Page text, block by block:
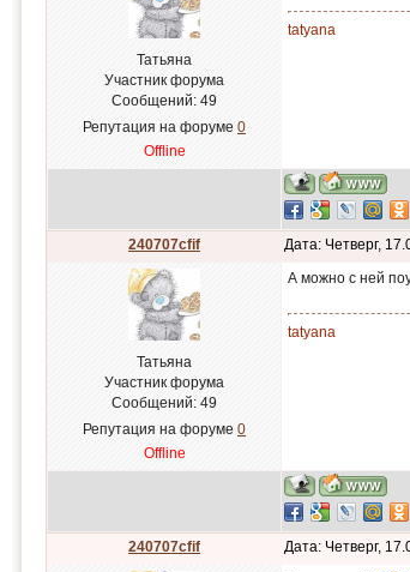
Татьяна
Участник форума
Сообщений: 49
Репутация на форуме 0
Offline
tatyana
240707cfif Дата: Четверг,
Татьяна
Участник форума
Сообщений: 49
Репутация на форуме 0
Offline
А можно с ней
tatyana
240707cfif Дата: Четверг,